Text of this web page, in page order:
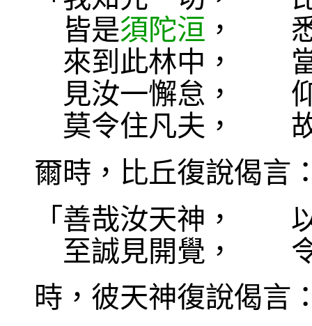
皆是須陀洹 ， 悉
來到此林中， 當
見汝一懈怠， 仰
莫令住凡夫， 故
爾時，比丘復說偈言
「善哉汝天神，
至誠見開覺， 令
時，彼天神復說偈言